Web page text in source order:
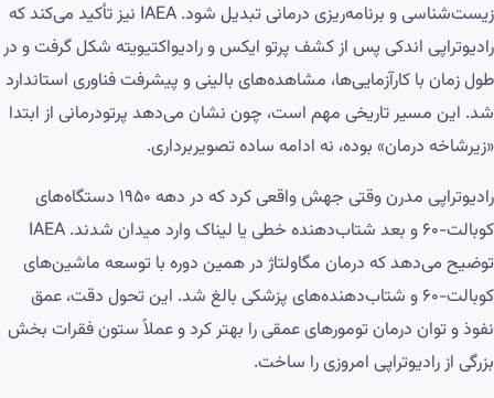
زیست‌شناسی و برنامه‌ریزی درمانی تبدیل شود. IAEA نیز تأکید می‌کند که
رادیوتراپی اندکی پس از کشف پرتو ایکس و رادیواکتیویته شکل گرفت و در
طول زمان با کارآزمایی‌ها، مشاهده‌های بالینی و پیشرفت فناوری استاندارد
شد. این مسیر تاریخی مهم است، چون نشان می‌دهد پرتودرمانی از ابتدا
«زیرشاخه درمان» بوده، نه ادامه ساده تصویربرداری.
رادیوتراپی مدرن وقتی جهش واقعی کرد که در دهه ۱۹۵۰ دستگاه‌های
کوبالت-۶۰ و بعد شتاب‌دهنده خطی یا لیناک وارد میدان شدند. IAEA
توضیح می‌دهد که درمان مگاولتاژ در همین دوره با توسعه ماشین‌های
کوبالت-۶۰ و شتاب‌دهنده‌های پزشکی بالغ شد. این تحول دقت، عمق
نفوذ و توان درمان تومورهای عمقی را بهتر کرد و عملاً ستون فقرات بخش
بزرگی از رادیوتراپی امروزی را ساخت.